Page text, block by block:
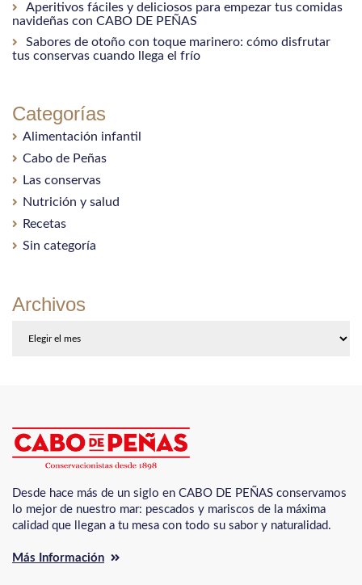
Aperitivos fáciles y deliciosos para empezar tus comidas
navideñas con CABO DE PEÑAS
Sabores de otoño con toque marinero: cómo disfrutar
tus conservas cuando llega el frío
Categorías
Alimentación infantil
Cabo de Peñas
Las conservas
Nutrición y salud
Recetas
Sin categoría
Archivos
Desde hace más de un siglo en CABO DE PEÑAS conservamos
lo mejor de nuestro mar: pescados y mariscos de la máxima
calidad que llegan a tu mesa con todo su sabor y naturalidad.
Más Información